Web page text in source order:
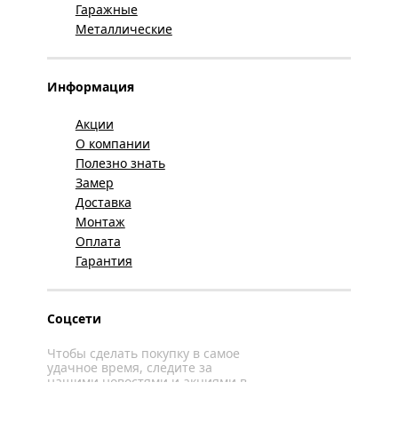
Гаражные
Металлические
Информация
Акции
О компании
Полезно знать
Замер
Доставка
Монтаж
Оплата
Гарантия
Соцсети
Чтобы сделать покупку в самое
удачное время, следите за
нашими новостями и акциями в